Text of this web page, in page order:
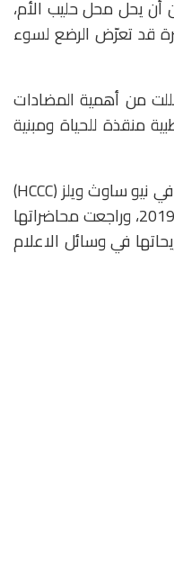
أن يحل محل حليب الأم،
قد تعرّض الرضع لسوء
من أهمية المضادات
منقذة للحياة ومبنية
أجرت لجنة شكاوى الرعاية الصحية في نيو ساوث ويلز (HCCC)
تحقيقاً شاملاً في ممارساتها عام 2019، وراجعت محاضراتها
في وسائل الاعلام